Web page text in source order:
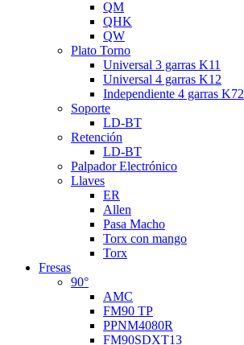
QM
QHK
QW
Plato Torno
Universal 3 garras K11
Universal 4 garras K12
Independiente 4 garras K72
Soporte
LD-BT
Retención
LD-BT
Palpador Electrónico
Llaves
ER
Allen
Pasa Macho
Torx con mango
Torx
Fresas
90°
AMC
FM90 TP
PPNM4080R
FM90SDXT13